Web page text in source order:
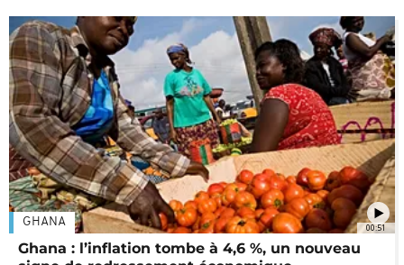
00:51
GHANA
Ghana : l’inflation tombe à 4,6 %, un nouveau